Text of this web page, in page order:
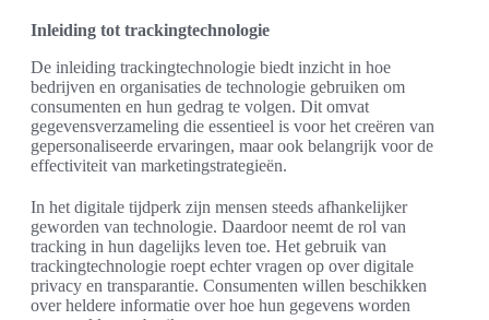
Inleiding tot trackingtechnologie
De inleiding trackingtechnologie biedt inzicht in hoe
bedrijven en organisaties de technologie gebruiken om
consumenten en hun gedrag te volgen. Dit omvat
gegevensverzameling die essentieel is voor het creëren van
gepersonaliseerde ervaringen, maar ook belangrijk voor de
effectiviteit van marketingstrategieën.
In het digitale tijdperk zijn mensen steeds afhankelijker
geworden van technologie. Daardoor neemt de rol van
tracking in hun dagelijks leven toe. Het gebruik van
trackingtechnologie roept echter vragen op over digitale
privacy en transparantie. Consumenten willen beschikken
over heldere informatie over hoe hun gegevens worden